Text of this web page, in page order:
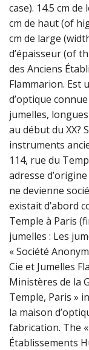
case). 14.5 cm
cm de haut (of
cm de large
d’épaisseur (of
des Anciens
Flammarion. Est
d’optique
jumelles,
au début du XX?
instruments
114, rue du
adresse
ne devienne
existait d’abord
Temple à Paris
jumelles : Les
« Société
Cie et Jumelles
Ministères de la
Temple, Paris »
la maison
fabrication. The
Établissements